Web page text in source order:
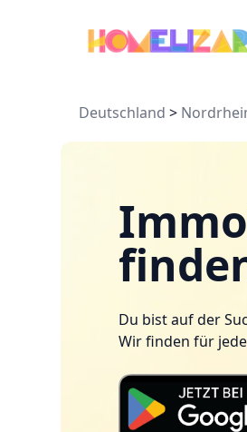
Deutschland >
Du bist auf der
Wir finden für